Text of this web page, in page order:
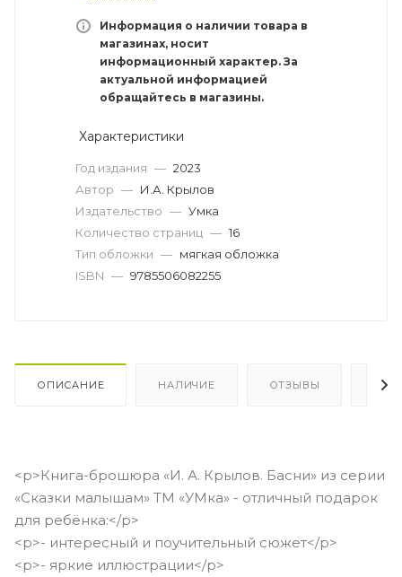
Информация о наличии товара в
магазинах, носит
информационный характер. За
актуальной информацией
обращайтесь в магазины.
Характеристики
Год издания — 2023
Автор — И.А. Крылов
Издательство — Умка
Количество страниц — 16
Тип обложки — мягкая обложка
ISBN — 9785506082255
ОПИСАНИЕ НАЛИЧИЕ ОТЗЫВЫ
<p>Книга-брошюра «И. А. Крылов. Басни» из серии
«Сказки малышам» ТМ «УМка» - отличный подарок
для ребёнка:</p>
<p>- интересный и поучительный сюжет</p>
<p>- яркие иллюстрации</p>